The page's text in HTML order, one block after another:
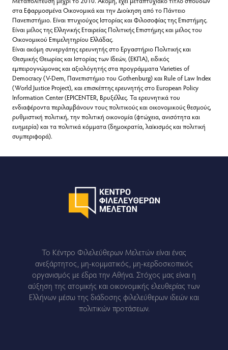
στα Εφαρμοσμένα Οικονομικά και την Διοίκηση από το Πάντειο
Πανεπιστήμιο. Είναι πτυχιούχος Ιστορίας και Φιλοσοφίας της Επιστήμης.
Είναι μέλος της Ελληνικής Εταιρείας Πολιτικής Επιστήμης και μέλος του
Οικονομικού Επιμελητηρίου Ελλάδας.
Είναι ακόμη συνεργάτης ερευνητής στο Εργαστήριο Πολιτικής και
Θεσμικής Θεωρίας και Ιστορίας των Ιδεών, (ΕΚΠΑ), ειδικός
εμπειρογνώμονας και αξιολόγητής στα προγράμματα Varieties of
Democracy (V-Dem, Πανεπιστήμιο του Gothenburg) και Rule of Law Index
(World Justice Project), και επισκέπτης ερευνητής στο European Policy
Information Center (EPICENTER, Βρυξέλλες. Τα ερευνητικά του
ενδιαφέροντα περιλαμβάνουν τους πολιτικούς και οικονομικούς θεσμούς,
ρυθμιστική πολιτική, την πολιτική οικονομία (φτώχεια, ανισότητα και
ευημερία) και τα πολιτικά κόμματα (δημοκρατία, λαϊκισμός και πολιτική
συμπεριφορά).
Το Κέντρο Φιλελεύθερων Μελετών είναι ένας
ανεξάρτητος, μη-κομματικός, μη-κερδοσκοπικός
οργανισμός με έδρα την Αθήνα. Στόχος μας είναι η
αύξηση της ατομικής και οικονομικής ελευθερίας των
Ελλήνων μέσω της διάδοσης φιλελεύθερων ιδεών και
πολιτικών προτάσεων.